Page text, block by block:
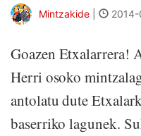
Mintzakide 2014-
Goazen Etxalarrera!
Herri osoko
antolatu dute
baserriko lagunek.